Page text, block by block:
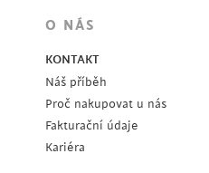
O NÁS
KONTAKT
Náš příběh
Proč nakupovat u nás
Fakturační údaje
Kariéra